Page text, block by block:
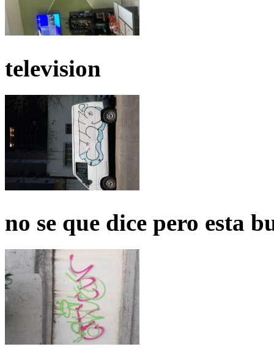
television
no se que dice pero esta